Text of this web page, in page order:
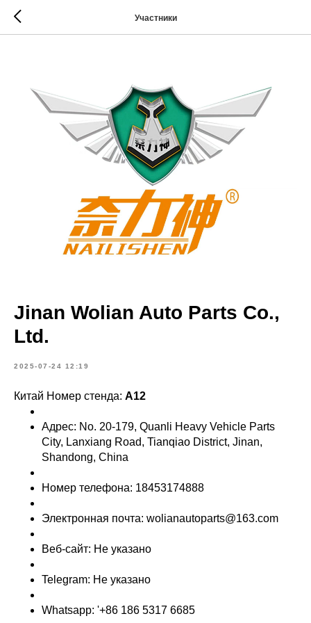
Участники
Jinan Wolian Auto Parts Co.,
Ltd.
2025-07-24 12:19
Китай Номер стенда: A12
Адрес: No. 20-179, Quanli Heavy Vehicle Parts
City, Lanxiang Road, Tianqiao District, Jinan,
Shandong, China
Номер телефона: 18453174888
Электронная почта: wolianautoparts@163.com
Веб-сайт: Не указано
Telegram: Не указано
Whatsapp: '+86 186 5317 6685